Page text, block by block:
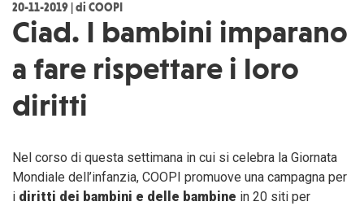
20-11-2019 | di COOPI
Ciad. I bambini imparano
a fare rispettare i loro
diritti
Nel corso di questa settimana in cui si celebra la Giornata
Mondiale dell’infanzia, COOPI promuove una campagna per
i diritti dei bambini e delle bambine in 20 siti per